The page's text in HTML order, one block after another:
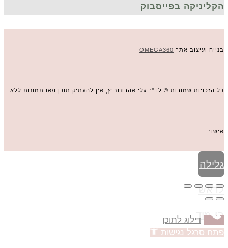
הקליניקה בפייסבוק
בנייה ועיצוב אתר OMEGA360
כל הזכויות שמורות © לד"ר גלי אהרונוביץ, אין להעתיק תוכן ו/או תמונות ללא
אישור
גלילה
לראש
העמודדילוג לתוכן
פתח סרגל נגישות